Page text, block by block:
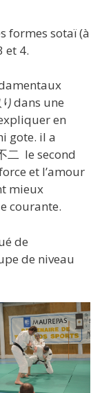
formes sotaï (à
et 4.
dans une
en
gote. il a
二 le second
et l’amour
mieux
courante.
de
de niveau